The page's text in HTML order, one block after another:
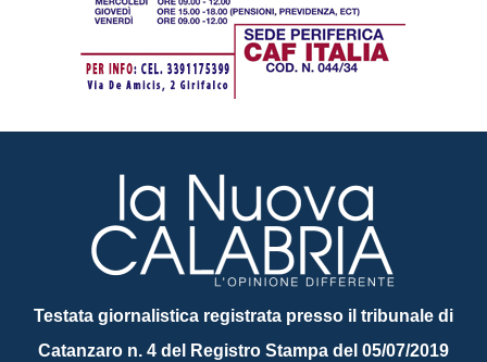
Testata giornalistica registrata presso il tribunale di
Catanzaro n. 4 del Registro Stampa del 05/07/2019